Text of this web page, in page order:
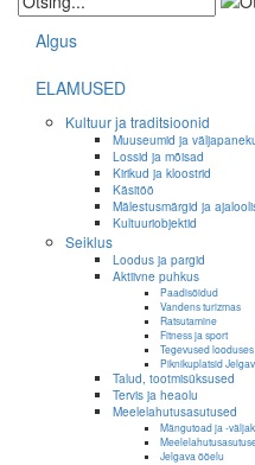
Algus
ELAMUSED
Kultuur ja traditsioonid
Muuseumid ja
Lossid ja mõisad
Kirikud ja kloostrid
Käsitöö
Mälestusmärgid ja
Kultuuriobjektid
Seiklus
Loodus ja pargid
Aktiivne puhkus
Paadisõidud
Vandens turizmas
Ratsutamine
Fitness ja sport
Tegevused looduses
Piknikuplatsid
Talud, tootmisüksused
Tervis ja heaolu
Meelelahutusasutused
Mängutoad ja -
Jelgava ööelu